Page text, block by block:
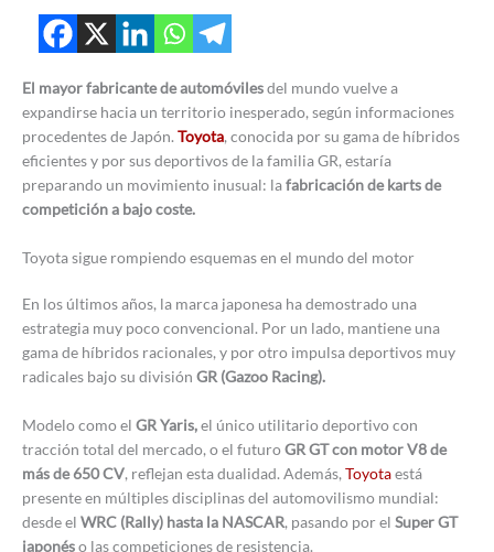
El mayor fabricante de automóvilesdel mundo vuelve a
expandirse hacia un territorio inesperado, según informaciones
procedentes de Japón. Toyota, conocida por su gama de híbridos
eficientes y por sus deportivos de la familia GR, estaría
preparando un movimiento inusual: lafabricación de karts de
competición a bajo coste.
Toyota sigue rompiendo esquemas en el mundo del motor
En los últimos años, la marca japonesa ha demostrado una
estrategia muy poco convencional. Por un lado, mantiene una
gama de híbridos racionales, y por otro impulsa deportivos muy
radicales bajo su división GR (Gazoo Racing).
Modelo como el GR Yaris,el único utilitario deportivo con
tracción total del mercado, o el futuroGR GT con motor V8 de
más de 650 CV, reflejan esta dualidad. Además, Toyotaestá
presente en múltiples disciplinas del automovilismo mundial:
desde el WRC (Rally) hasta la NASCAR, pasando por el Super GT
japonéso las competiciones de resistencia.